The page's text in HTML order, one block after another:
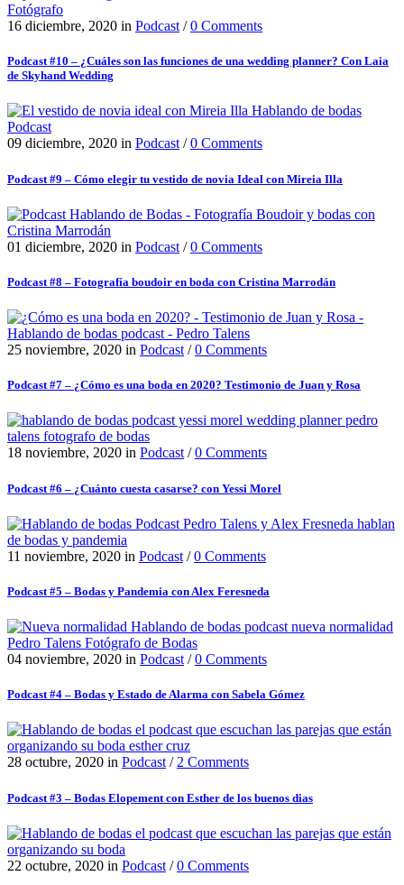
16 diciembre, 2020 in Podcast /0 Comments
Podcast #10 – ¿Cuáles son las funciones de una wedding planner? Con Laia
de Skyhand Wedding
09 diciembre, 2020 in Podcast /0 Comments
Podcast #9 – Cómo elegir tu vestido de novia Ideal con Mireia Illa
01 diciembre, 2020 in Podcast /0 Comments
Podcast #8 – Fotografía boudoir en boda con Cristina Marrodán
25 noviembre, 2020 in Podcast /0 Comments
Podcast #7 – ¿Cómo es una boda en 2020? Testimonio de Juan y Rosa
18 noviembre, 2020 in Podcast /0 Comments
Podcast #6 – ¿Cuánto cuesta casarse? con Yessi Morel
11 noviembre, 2020 in Podcast /0 Comments
Podcast #5 – Bodas y Pandemia con Alex Feresneda
04 noviembre, 2020 in Podcast /0 Comments
Podcast #4 – Bodas y Estado de Alarma con Sabela Gómez
28 octubre, 2020 in Podcast/2 Comments
Podcast #3 – Bodas Elopement con Esther de los buenos dias
22 octubre, 2020 in Podcast /0 Comments